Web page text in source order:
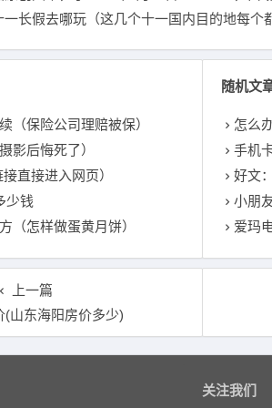
一长假去哪玩（这几个十一国内目的地每个
（保险公司理赔被保）
影后悔死了）
直接进入网页）
少钱
（怎样做蛋黄月饼）
随机文
怎么
手机
好文
小朋
爱玛
上一篇
(山东海阳房价多少)
关注我们